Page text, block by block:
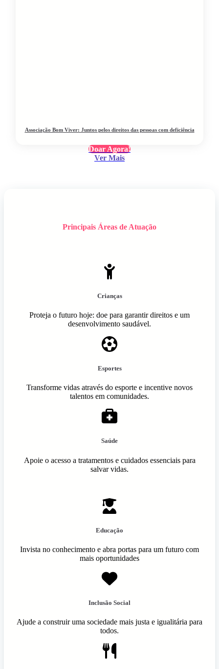
Associação Bom Viver: Juntos pelos direitos das pessoas com deficiência
Doar Agora!
Ver Mais
Principais Áreas de Atuação
Crianças
Proteja o futuro hoje: doe para garantir direitos e um
desenvolvimento saudável.
Esportes
Transforme vidas através do esporte e incentive novos
talentos em comunidades.
Saúde
Apoie o acesso a tratamentos e cuidados essenciais para
salvar vidas.
Educação
Invista no conhecimento e abra portas para um futuro com
mais oportunidades
Inclusão Social
Ajude a construir uma sociedade mais justa e igualitária para
todos.